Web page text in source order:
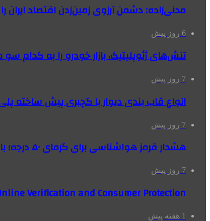
مدنی‌زاده: دشمن آرزوی زمین‌زدن اقتصاد ایران
6 روز پیش
تنش‌های ژئوپلیتیک، بازار خودرو را به کدام سو
7 روز پیش
انواع قاب بندی دیوار با گچبری پیش ساخته
7 روز پیش
هشدار قرمز هواشناسی برای گرمای ۵۰ درجه؛ بارش‌های سیل‌آسا در ۳ استان
7 روز پیش
Verification and Consumer Protection
1 هفته پیش